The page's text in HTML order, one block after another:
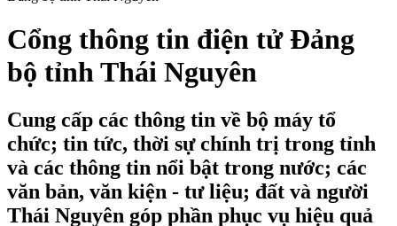
Cổng thông tin điện tử Đảng
bộ tỉnh Thái Nguyên
Cung cấp các thông tin về bộ máy tổ
chức; tin tức, thời sự chính trị trong tỉnh
và các thông tin nổi bật trong nước; các
văn bản, văn kiện - tư liệu; đất và người
Thái Nguyên góp phần phục vụ hiệu quả